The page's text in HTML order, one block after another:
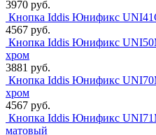
3970 руб.
Кнопка Iddis Юнификс
4567 руб.
Кнопка Iddis Юнификс
хром
3881 руб.
Кнопка Iddis Юнификс
хром
4567 руб.
Кнопка Iddis Юнификс
матовый